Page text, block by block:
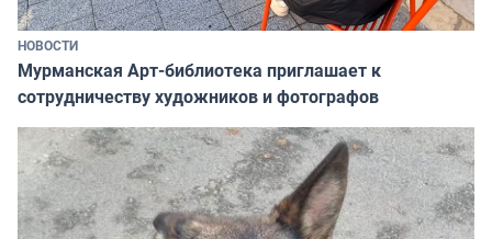
НОВОСТИ
Мурманская Арт-библиотека приглашает к
сотрудничеству художников и фотографов